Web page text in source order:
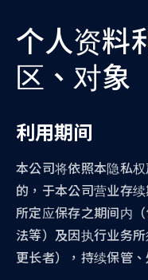
个人资料
区、对象
利用期间
本公司将依照本隐私
的，于本公司营业存
所定应保存之期间内
法等）及因执行业务
更长者），持续保管